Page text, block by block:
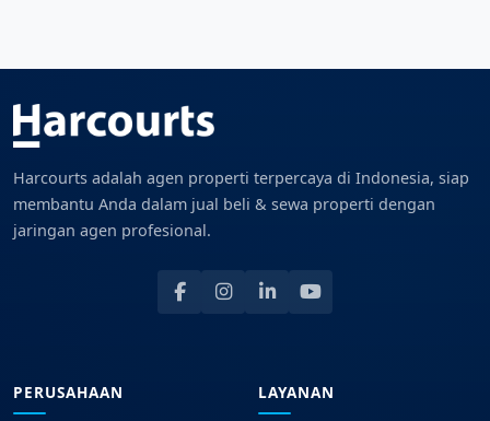
Harcourts adalah agen properti terpercaya di Indonesia, siap
membantu Anda dalam jual beli & sewa properti dengan
jaringan agen profesional.
PERUSAHAAN LAYANAN